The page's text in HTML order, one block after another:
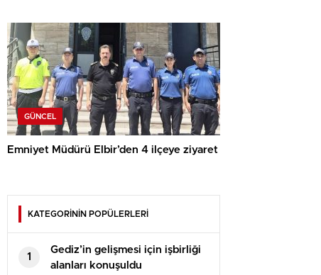
GÜNCEL
Emniyet Müdürü Elbir’den 4 ilçeye ziyaret
KATEGORİNİN POPÜLERLERİ
1
Gediz’in gelişmesi için işbirliği
alanları konuşuldu